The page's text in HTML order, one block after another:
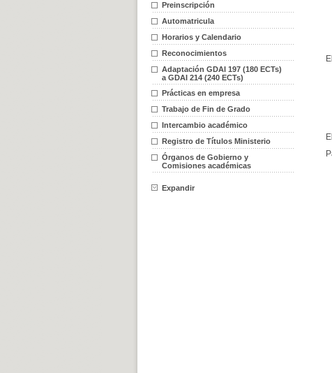
Preinscripción
Automatricula
Horarios y Calendario
Reconocimientos
Adaptación GDAI 197 (180 ECTs)
a GDAI 214 (240 ECTs)
Prácticas en empresa
Trabajo de Fin de Grado
Intercambio académico
Registro de Títulos Ministerio
Órganos de Gobierno y
Comisiones académicas
Expandir